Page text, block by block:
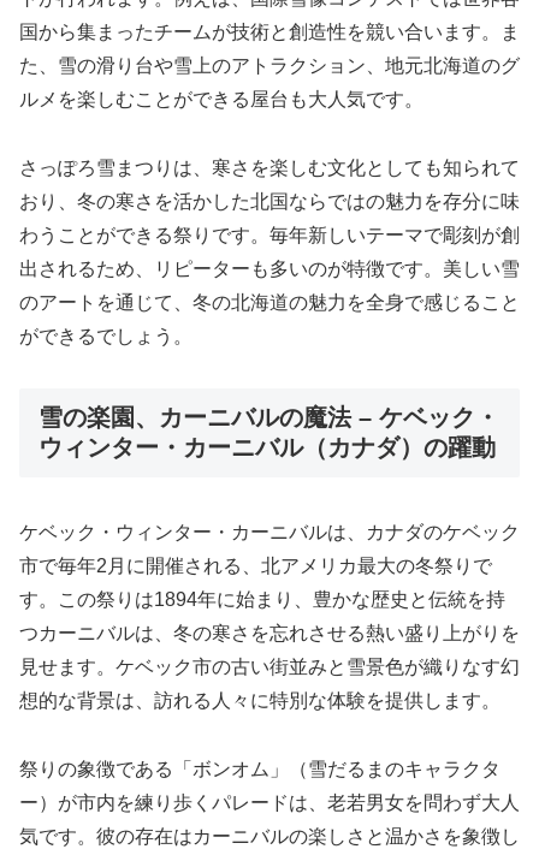
国から集まったチームが技術と創造性を競い合います。ま
た、雪の滑り台や雪上のアトラクション、地元北海道のグ
ルメを楽しむことができる屋台も大人気です。
さっぽろ雪まつりは、寒さを楽しむ文化としても知られて
おり、冬の寒さを活かした北国ならではの魅力を存分に味
わうことができる祭りです。毎年新しいテーマで彫刻が創
出されるため、リピーターも多いのが特徴です。美しい雪
のアートを通じて、冬の北海道の魅力を全身で感じること
ができるでしょう。
雪の楽園、カーニバルの魔法 – ケベック・
ウィンター・カーニバル（カナダ）の躍動
ケベック・ウィンター・カーニバルは、カナダのケベック
市で毎年2月に開催される、北アメリカ最大の冬祭りで
す。この祭りは1894年に始まり、豊かな歴史と伝統を持
つカーニバルは、冬の寒さを忘れさせる熱い盛り上がりを
見せます。ケベック市の古い街並みと雪景色が織りなす幻
想的な背景は、訪れる人々に特別な体験を提供します。
祭りの象徴である「ボンオム」（雪だるまのキャラクタ
ー）が市内を練り歩くパレードは、老若男女を問わず大人
気です。彼の存在はカーニバルの楽しさと温かさを象徴し